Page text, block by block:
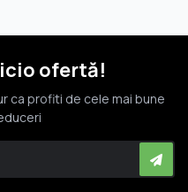
ofertă!
ca profiti de cele mai bune